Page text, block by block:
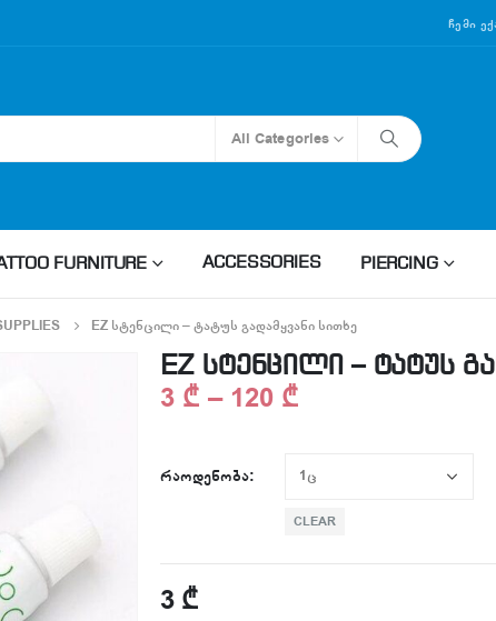
Ჩემი
All Categories
FURNITURE ACCESSORIES PIERCING
EZ ᲡᲢᲔᲜᲪᲘᲚᲘ – ᲢᲐᲢᲣᲡ ᲒᲐᲓᲐᲛᲧᲕᲐᲜᲘ ᲡᲘᲗᲮᲔ
EZ სტენცილი – ტატუს
3 ₾ – 120 ₾
ᲠᲐᲝᲓᲔᲜᲝᲑᲐ
CLEAR
3 ₾